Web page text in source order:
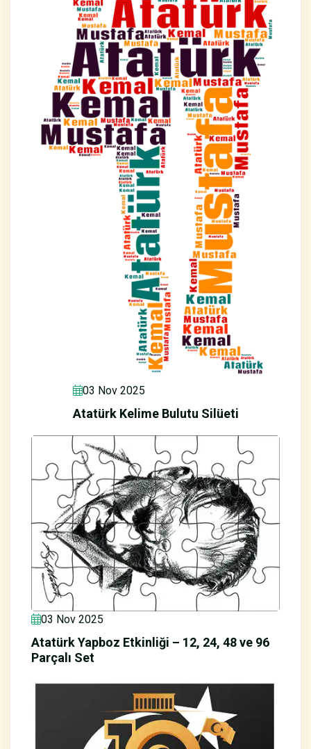
03 Nov 2025
Atatürk Kelime Bulutu Silüeti
03 Nov 2025
Atatürk Yapboz Etkinliği – 12, 24, 48 ve 96
Parçalı Set